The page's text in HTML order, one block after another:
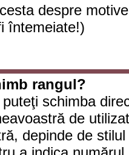
despre
întemeiate!)
rangul?
schimba
de
depinde de